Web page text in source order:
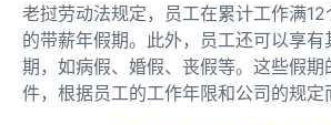
老挝劳动法规定，员工在累计工作满
的带薪年假期。此外，员工还可以享有
期，如病假、婚假、丧假等。这些假期
件，根据员工的工作年限和公司的规定